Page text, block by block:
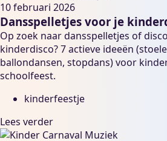
10 februari 2026
Dansspelletjes voor je
Op zoek naar dansspelletjes of
kinderdisco? 7 actieve ideeën
ballondansen, stopdans) voor
schoolfeest.
kinderfeestje
Lees verder